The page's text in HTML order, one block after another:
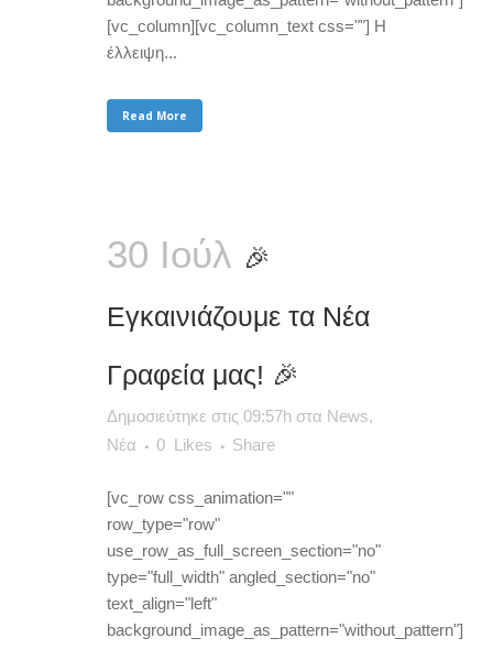
[vc_column][vc_column_text css=""] Η
έλλειψη...
Read More
30 Ιούλ 🎉
Εγκαινιάζουμε τα Νέα
Γραφεία μας! 🎉
Δημοσιεύτηκε στις 09:57h στα News,
Νέα
0 Likes Share
[vc_row css_animation=""
row_type="row"
use_row_as_full_screen_section="no"
type="full_width" angled_section="no"
text_align="left"
background_image_as_pattern="without_pattern"]